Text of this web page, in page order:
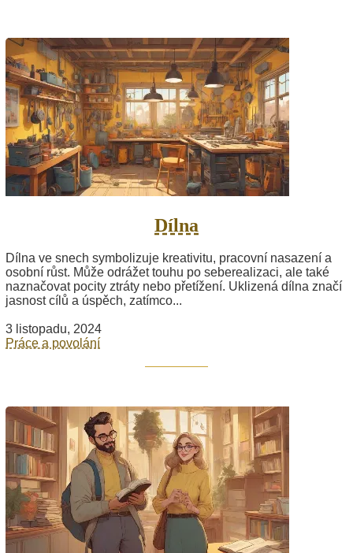
Dílna
Dílna ve snech symbolizuje kreativitu, pracovní nasazení a
osobní růst. Může odrážet touhu po seberealizaci, ale také
naznačovat pocity ztráty nebo přetížení. Uklizená dílna značí
jasnost cílů a úspěch, zatímco...
3 listopadu, 2024
Práce a povolání